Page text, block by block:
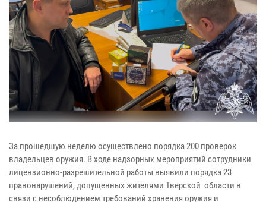
За прошедшую неделю осуществлено порядка 200 проверок
владельцев оружия. В ходе надзорных мероприятий сотрудники
лицензионно-разрешительной работы выявили порядка 23
правонарушений, допущенных жителями Тверской области в
связи с несоблюдением требований хранения оружия и